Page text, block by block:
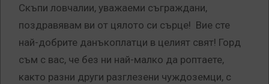
Скъпи ловчалии, уважаеми съграждани,
поздравявам ви от цялото си сърце! Вие сте
най-добрите данъкоплатци в целият свят! Горд
съм с вас, че без ни най-малко да роптаете,
както разни други разглезени чуждоземци, с